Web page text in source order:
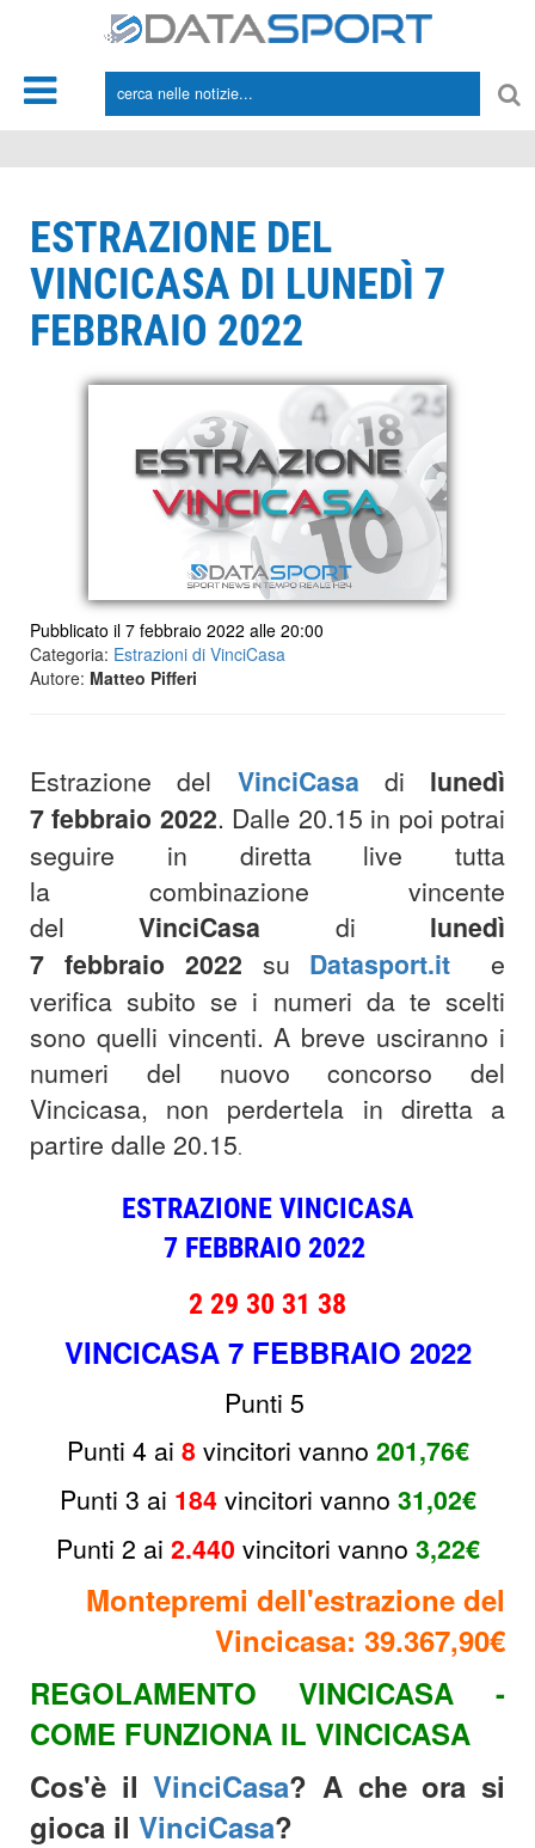
ESTRAZIONE DEL
VINCICASA DI LUNEDÌ 7
FEBBRAIO 2022
Pubblicato il 7 febbraio 2022 alle 20:00
Categoria: Estrazioni di VinciCasa
Autore: Matteo Pifferi
Estrazione del VinciCasa di lunedì
7 febbraio 2022. Dalle 20.15 in poi potrai
seguire in diretta live tutta
la combinazione vincente
del VinciCasa di lunedì
7 febbraio 2022 su Datasport.it
e
verifica subito se i numeri da te scelti
sono quelli vincenti. A breve usciranno i
numeri del nuovo concorso del
Vincicasa, non perdertela in diretta a
partire dalle 20.15.
ESTRAZIONE VINCICASA
7 FEBBRAIO 2022
2 29 30 31 38
VINCICASA 7 FEBBRAIO 2022
Punti 5
Punti 4 ai 8 vincitori vanno 201,76€
Punti 3 ai 184 vincitori vanno 31,02€
Punti 2 ai 2.440 vincitori vanno 3,22€
Montepremi dell'estrazione del
Vincicasa: 39.367,90€
REGOLAMENTO VINCICASA -
COME FUNZIONA IL VINCICASA
Cos'è ilVinciCasa? A che ora si
gioca il VinciCasa?